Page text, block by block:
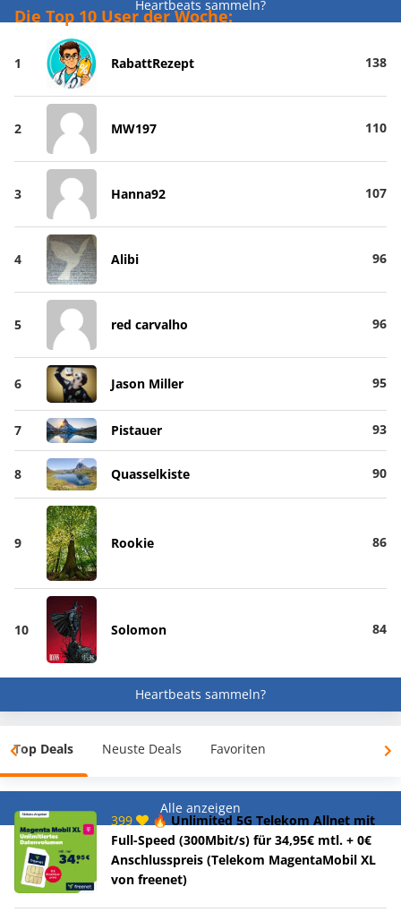
Heartbeats sammeln?
Die Top 10 User der Woche:
1 RabattRezept 138
2 MW197 110
3 Hanna92 107
4 Alibi 96
5 red carvalho 96
6 Jason Miller 95
7 Pistauer 93
8 Quasselkiste 90
9 Rookie 86
10 Solomon 84
Heartbeats sammeln?
Top Deals Neuste Deals Favoriten
Alle anzeigen
399
🔥 Unlimited 5G Telekom Allnet mit
Full-Speed (300Mbit/s) für 34,95€ mtl. + 0€
Anschlusspreis (Telekom MagentaMobil XL
von freenet)